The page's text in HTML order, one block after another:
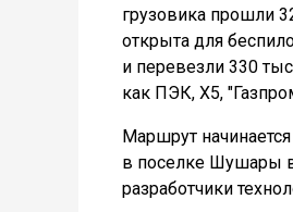
грузовика прошли
открыта для
и перевезли 330
как ПЭК, Х5,
Маршрут
в поселке Шушары в
разработчики